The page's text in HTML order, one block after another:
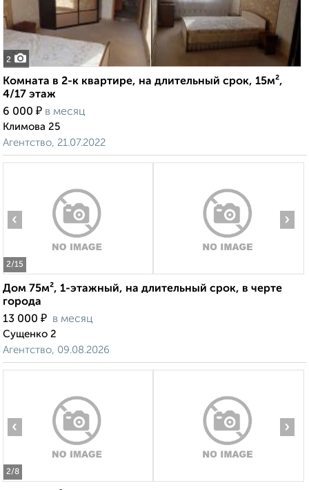
2
Комната в 2-к квартире, на длительный срок, 15м²,
4/17 этаж
6 000 ₽ в месяц
Климова 25
Агентство, 21.07.2022
2/15
‹ ›
Дом 75м², 1-этажный, на длительный срок, в черте
города
13 000 ₽ в месяц
Сущенко 2
Агентство, 09.08.2026
2/8
‹ ›